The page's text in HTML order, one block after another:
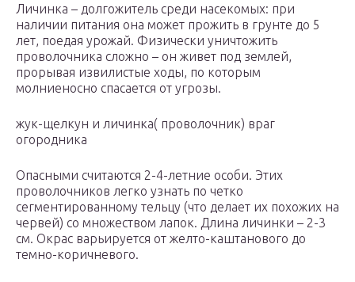
Личинка – долгожитель среди насекомых: при
наличии питания она может прожить в грунте до 5
лет, поедая урожай. Физически уничтожить
проволочника сложно – он живет под землей,
прорывая извилистые ходы, по которым
молниеносно спасается от угрозы.
жук-щелкун и личинка( проволочник) враг
огородника
Опасными считаются 2-4-летние особи. Этих
проволочников легко узнать по четко
сегментированному тельцу (что делает их похожих на
червей) со множеством лапок. Длина личинки – 2-3
см. Окрас варьируется от желто-каштанового до
темно-коричневого.